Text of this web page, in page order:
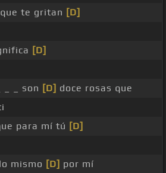
te gritan [D]
[D]
_ son [D] doce rosas que
para mí tú [D]
mismo [D] por mí